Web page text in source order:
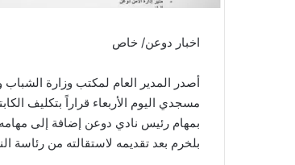
اخبار دوعن/ خاص
أصدر المدير العام لمكتب وزارة
مسجدي اليوم الأربعاء قراراً بتكليف
بمهام رئيس نادي دوعن إضافة إلى
بلخرم بعد تقديمه لاستقالته من رئاسة